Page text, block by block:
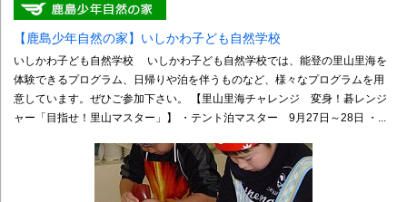
【鹿島少年自然の家】いしかわ子ども自然学校
いしかわ子ども自然学校 いしかわ子ども自然学校では、能登の里山里海を
体験できるプログラム、日帰りや泊を伴うものなど、様々なプログラムを用
意しています。ぜひご参加下さい。 【里山里海チャレンジ 変身！碁レンジ
ャー「目指せ！里山マスター」】 ・テント泊マスター 9月27日～28日 ・...